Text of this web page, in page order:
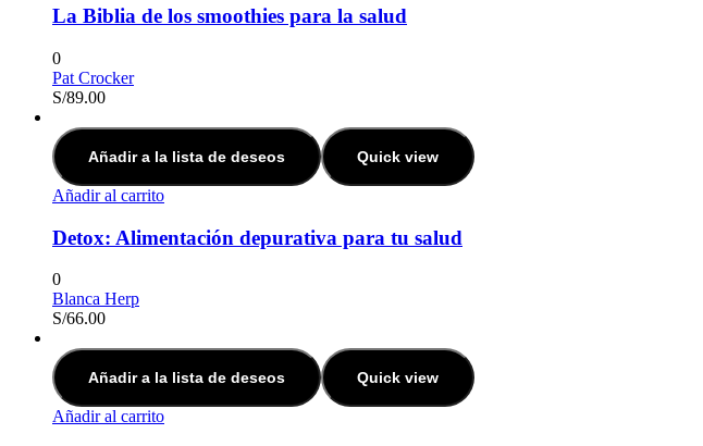
La Biblia de los smoothies para la salud
0
Pat Crocker
S/89.00
Añadir a la lista de deseos Quick view
Añadir al carrito
Detox: Alimentación depurativa para tu salud
0
Blanca Herp
S/66.00
Añadir a la lista de deseos Quick view
Añadir al carrito